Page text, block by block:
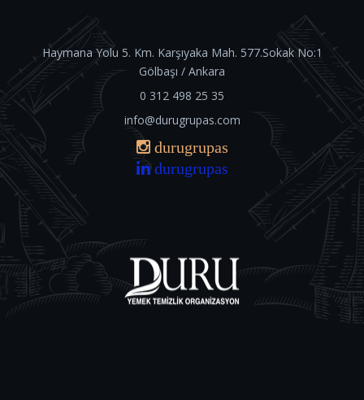
Haymana Yolu 5. Km. Karşıyaka Mah. 577.Sokak No:1
Gölbaşı / Ankara
0 312 498 25 35
info@durugrupas.com
durugrupas
durugrupas